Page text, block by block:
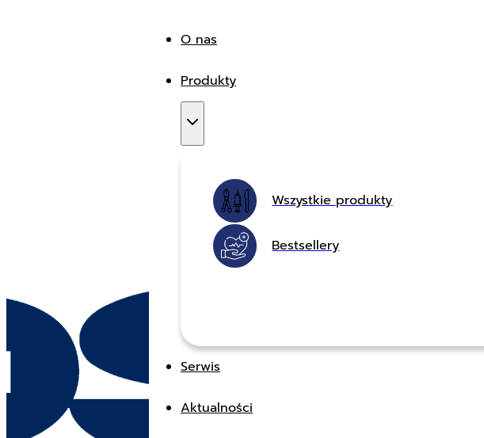
O nas
Produkty
Wszystkie produkty
Bestsellery
Serwis
Aktualności